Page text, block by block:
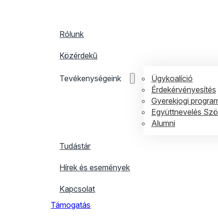
Rólunk
Közérdekű
Tevékenységeink
Ügykoalíció
Érdekérvényesítés
Gyerekjogi
Együttnevelés
Alumni
Tudástár
Hírek és események
Kapcsolat
Támogatás